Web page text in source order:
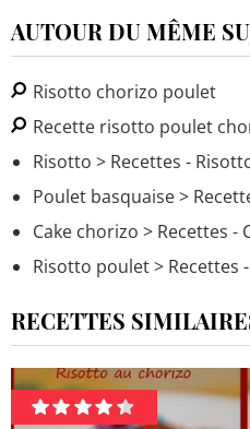
AUTOUR DU MÊME
Risotto chorizo poulet
Recette risotto poulet
Risotto > Recettes -
Poulet basquaise>
Cake chorizo > Recettes -
Risotto poulet> Recettes
RECETTES